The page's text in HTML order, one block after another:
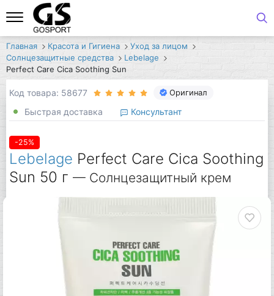
Главная Красота и Гигиена
Уход за лицом
Солнцезащитные средства
Lebelage
Perfect Care Cica Soothing Sun
Код товара: 58677 Оригинал
Быстрая доставка Консультант
-25%
Lebelage Perfect Care Cica Soothing
Sun 50 г — Солнцезащитный крем